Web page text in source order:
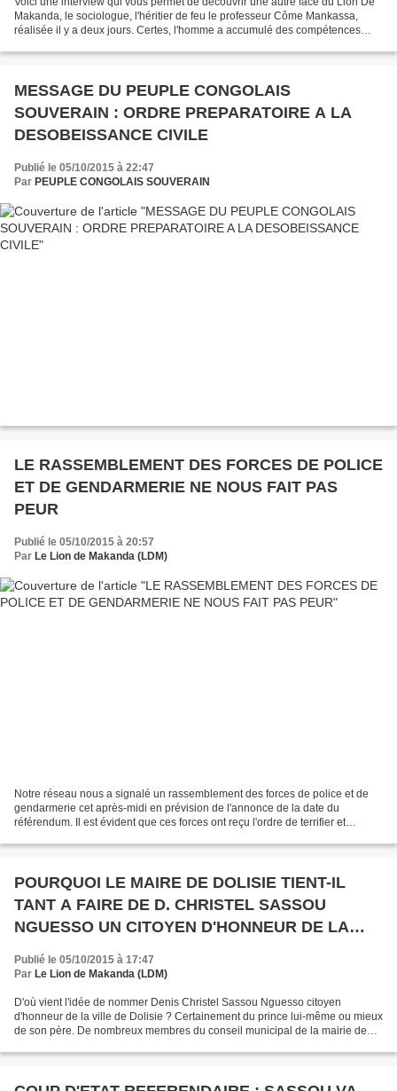
Makanda, le sociologue, l'héritier de feu le professeur Côme Mankassa,
réalisée il y a deux jours. Certes, l'homme a accumulé des compétences
MESSAGE DU PEUPLE CONGOLAIS
SOUVERAIN : ORDRE PREPARATOIRE A LA
DESOBEISSANCE CIVILE
Publié le 05/10/2015 à 22:47
Par PEUPLE CONGOLAIS SOUVERAIN
LE RASSEMBLEMENT DES FORCES DE POLICE
ET DE GENDARMERIE NE NOUS FAIT PAS
PEUR
Publié le 05/10/2015 à 20:57
Par Le Lion de Makanda (LDM)
Notre réseau nous a signalé un rassemblement des forces de police et de
gendarmerie cet après-midi en prévision de l'annonce de la date du
référendum. Il est évident que ces forces ont reçu l'ordre de terrifier et
POURQUOI LE MAIRE DE DOLISIE TIENT-IL
TANT A FAIRE DE D. CHRISTEL SASSOU
NGUESSO UN CITOYEN D'HONNEUR DE LA
Publié le 05/10/2015 à 17:47
Par Le Lion de Makanda (LDM)
D'où vient l'idée de nommer Denis Christel Sassou Nguesso citoyen
d'honneur de la ville de Dolisie ? Certainement du prince lui-même ou mieux
de son père. De nombreux membres du conseil municipal de la mairie de